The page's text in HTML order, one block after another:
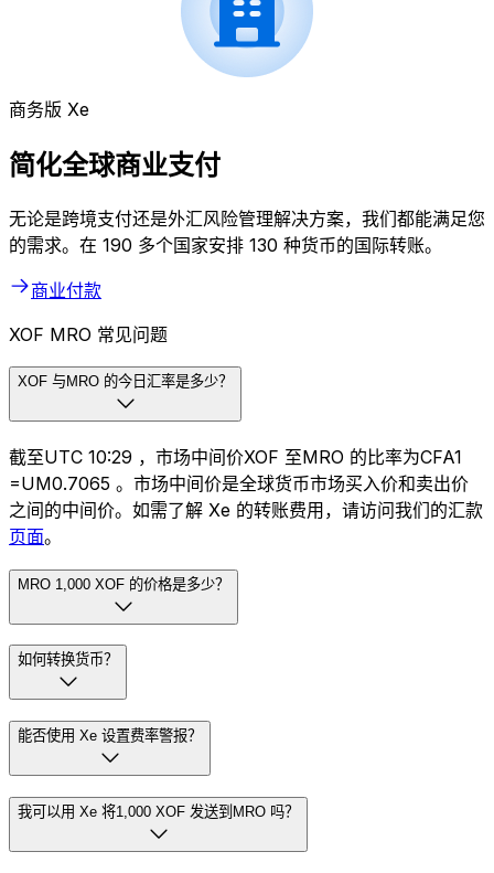
商务版 Xe
简化全球商业支付
无论是跨境支付还是外汇风险管理解决方案，我们都能满足您
的需求。在 190 多个国家安排 130 种货币的国际转账。
商业付款
XOF MRO 常见问题
XOF 与MRO 的今日汇率是多少？
截至UTC 10:29 ，市场中间价XOF 至MRO 的比率为CFA1
=UM0.7065 。市场中间价是全球货币市场买入价和卖出价
之间的中间价。如需了解 Xe 的转账费用，请访问我们的汇款
页面。
MRO 1,000 XOF 的价格是多少？
如何转换货币？
能否使用 Xe 设置费率警报？
我可以用 Xe 将1,000 XOF 发送到MRO 吗？